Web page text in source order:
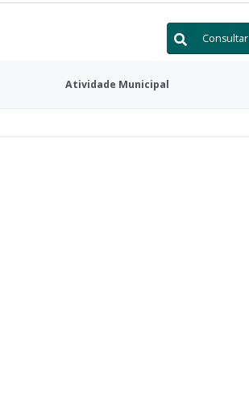
Consultar
Atividade Municipal